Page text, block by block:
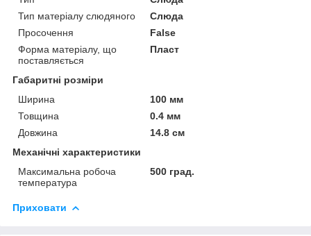
Тип матеріалу слюдяного
Слюда
Просочення
False
Форма матеріалу, що
поставляється
Пласт
Габаритні розміри
Ширина
100 мм
Товщина
0.4 мм
Довжина
14.8 см
Механічні характеристики
Максимальна робоча
температура
500 град.
Приховати